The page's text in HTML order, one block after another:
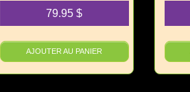
79.95$
AJOUTER AU PANIER